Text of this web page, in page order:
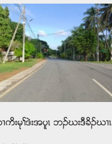
ကိးမုႈဒဲးအပူၚ ဘဥဃးဒီခိဥဃ႕ၚ